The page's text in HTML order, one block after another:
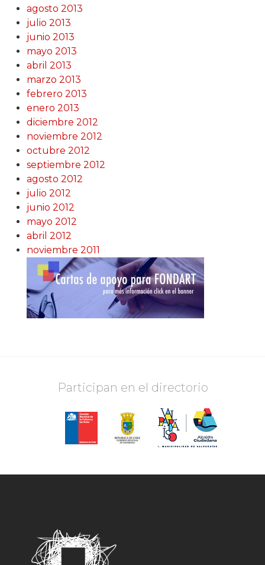
agosto 2013
julio 2013
junio 2013
mayo 2013
abril 2013
marzo 2013
febrero 2013
enero 2013
diciembre 2012
noviembre 2012
octubre 2012
septiembre 2012
agosto 2012
julio 2012
junio 2012
mayo 2012
abril 2012
noviembre 2011
Participan en el directorio